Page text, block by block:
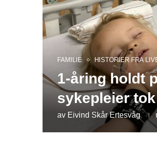
FAMILIE HISTORIER FRA
1-åring holdt
sykepleier
av Eivind Skår Ertesvåg